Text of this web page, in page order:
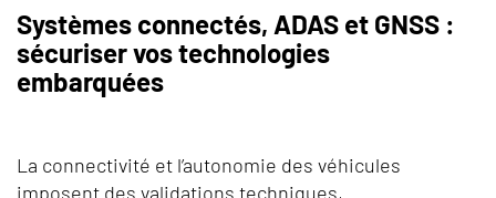
Systèmes connectés, ADAS et GNSS :
sécuriser vos technologies
embarquées
La connectivité et l’autonomie des véhicules
imposent des validations techniques,